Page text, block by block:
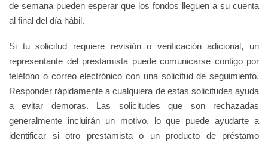
de semana pueden esperar que los fondos lleguen a su cuenta
al final del día hábil.
Si tu solicitud requiere revisión o verificación adicional, un
representante del prestamista puede comunicarse contigo por
teléfono o correo electrónico con una solicitud de seguimiento.
Responder rápidamente a cualquiera de estas solicitudes ayuda
a evitar demoras. Las solicitudes que son rechazadas
generalmente incluirán un motivo, lo que puede ayudarte a
identificar si otro prestamista o un producto de préstamo